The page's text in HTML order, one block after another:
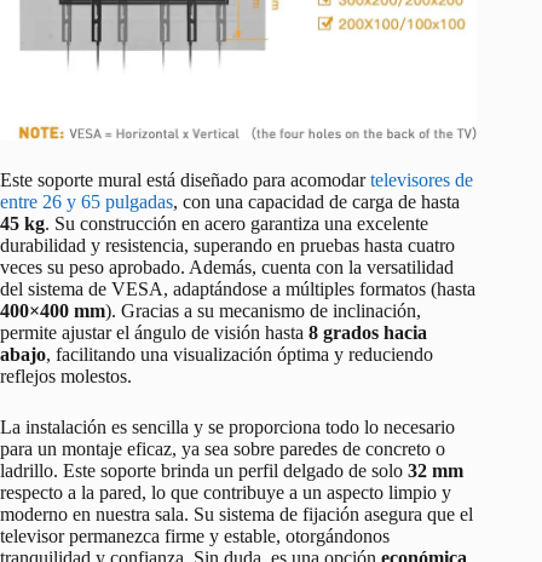
Este soporte mural está diseñado para acomodartelevisores de
entre 26 y 65 pulgadas, con una capacidad de carga de hasta
45 kg. Su construcción en acero garantiza una excelente
durabilidad y resistencia, superando en pruebas hasta cuatro
veces su peso aprobado. Además, cuenta con la versatilidad
del sistema de VESA, adaptándose a múltiples formatos (hasta
400×400 mm). Gracias a su mecanismo de inclinación,
permite ajustar el ángulo de visión hasta 8 grados hacia
abajo, facilitando una visualización óptima y reduciendo
reflejos molestos.
La instalación es sencilla y se proporciona todo lo necesario
para un montaje eficaz, ya sea sobre paredes de concreto o
ladrillo. Este soporte brinda un perfil delgado de solo 32 mm
respecto a la pared, lo que contribuye a un aspecto limpio y
moderno en nuestra sala. Su sistema de fijación asegura que el
televisor permanezca firme y estable, otorgándonos
tranquilidad y confianza. Sin duda, es una opción económica